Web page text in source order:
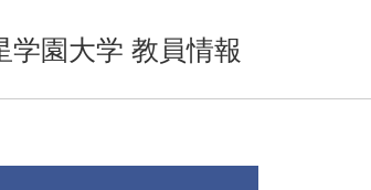
学園大学 教員情報